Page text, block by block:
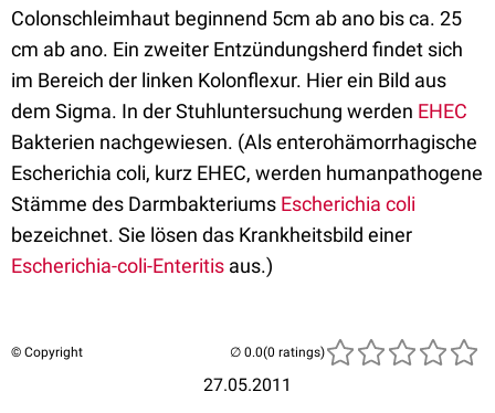
Colonschleimhaut beginnend 5cm ab ano bis ca. 25
cm ab ano. Ein zweiter Entzündungsherd findet sich
im Bereich der linken Kolonflexur. Hier ein Bild aus
dem Sigma. In der Stuhluntersuchung werden EHEC
Bakterien nachgewiesen. (Als enterohämorrhagische
Escherichia coli, kurz EHEC, werden humanpathogene
Stämme des Darmbakteriums Escherichia coli
bezeichnet. Sie lösen das Krankheitsbild einer
Escherichia-coli-Enteritis aus.)
© Copyright
27.05.2011
(0 ratings)